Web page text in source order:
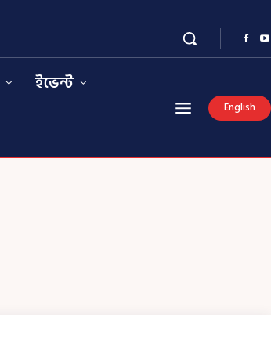
ইভেন্ট
English